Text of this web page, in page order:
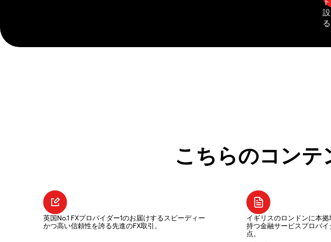
こちらのコン
英国No.1 FXプロバイダー1のお届けするスピーディー
かつ高い信頼性を誇る先進のFX取引。
イギリスのロンドンに本
持つ金融サービスプロバ
点。